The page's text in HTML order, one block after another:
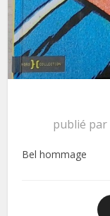
publié par
Bel hommage